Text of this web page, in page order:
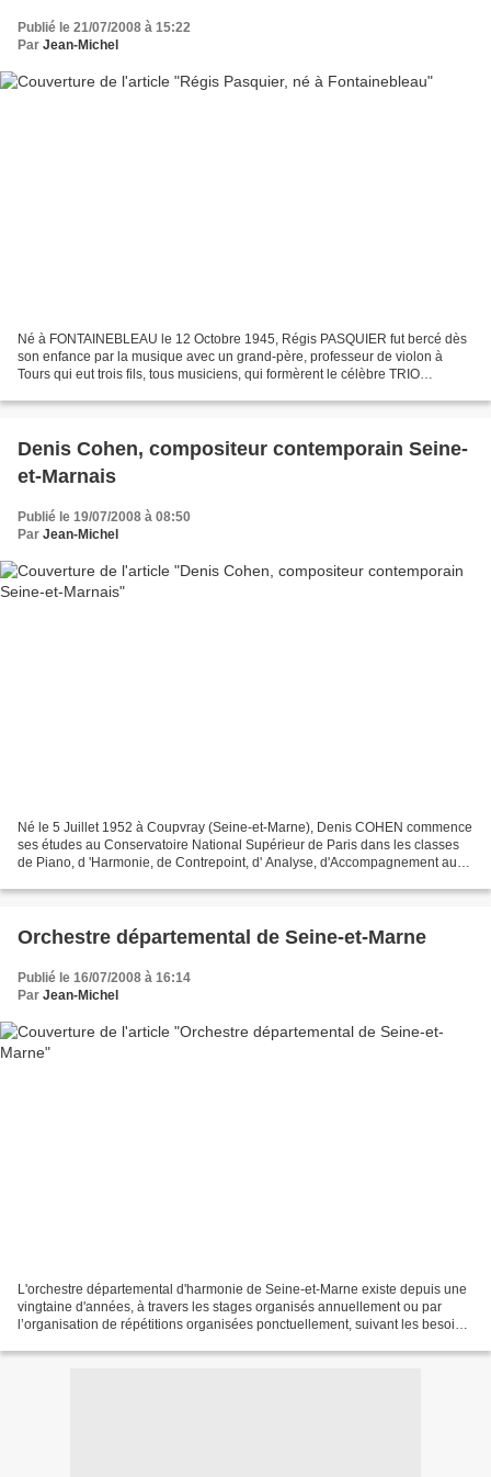
Publié le 21/07/2008 à 15:22
Par Jean-Michel
Né à FONTAINEBLEAU le 12 Octobre 1945, Régis PASQUIER fut bercé dès
son enfance par la musique avec un grand-père, professeur de violon à
Tours qui eut trois fils, tous musiciens, qui formèrent le célèbre TRIO
Denis Cohen, compositeur contemporain Seine-
et-Marnais
Publié le 19/07/2008 à 08:50
Par Jean-Michel
Né le 5 Juillet 1952 à Coupvray (Seine-et-Marne), Denis COHEN commence
ses études au Conservatoire National Supérieur de Paris dans les classes
de Piano, d 'Harmonie, de Contrepoint, d' Analyse, d'Accompagnement au
Orchestre départemental de Seine-et-Marne
Publié le 16/07/2008 à 16:14
Par Jean-Michel
L'orchestre départemental d'harmonie de Seine-et-Marne existe depuis une
vingtaine d'années, à travers les stages organisés annuellement ou par
l’organisation de répétitions organisées ponctuellement, suivant les besoins.